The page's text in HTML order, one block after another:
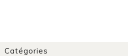
Catégories